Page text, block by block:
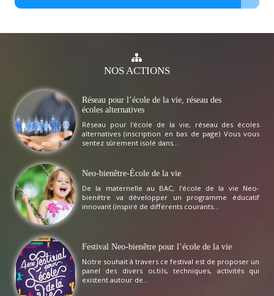
NOSACTIONS
Réseau pour l’école de la vie, réseau des
écoles alternatives
Réseau pour l'école de la vie, réseau des écoles
alternatives (inscription en bas de page) Vous vous
sentez sûrement isolé dans...
Neo-bienêtre-École de la vie
De la maternelle au BAC, l'école de la vie Neo-
bienêtre va développer un programme éducatif
innovant (inspiré de différents courants...
Festival Neo-bienêtre pour l’école de la vie
Notre souhait à travers ce festival est de proposer un
panel des divers outils, techniques, activités qui
existent autour de...